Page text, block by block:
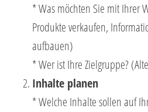
* Was möchten Sie mit Ihrer
Produkte verkaufen,
aufbauen)
* Wer ist Ihre Zielgruppe?
Inhalte planen
* Welche Inhalte sollen auf